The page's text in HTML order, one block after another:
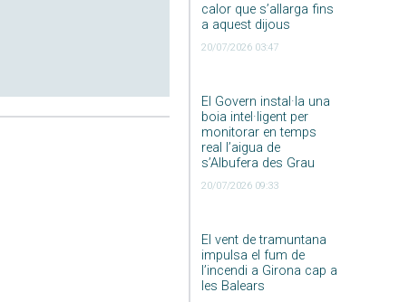
calor que s’allarga fins
a aquest dijous
20/07/2026 03:47
El Govern instal·la una
boia intel·ligent per
monitorar en temps
real l’aigua de
s’Albufera des Grau
20/07/2026 09:33
El vent de tramuntana
impulsa el fum de
l’incendi a Girona cap a
les Balears